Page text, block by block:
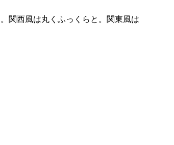
関西風は丸くふっくらと。関東風は